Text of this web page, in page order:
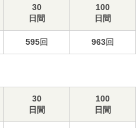
30
日間
100
日間
595回 963回
30
日間
100
日間